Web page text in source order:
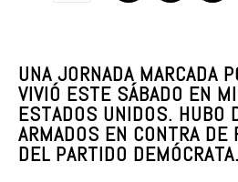
UNA JORNADA MARCADA
VIVIÓ ESTE SÁBADO EN
ESTADOS UNIDOS. HUBO
ARMADOS EN CONTRA DE
DEL PARTIDO DEMÓCRATA.